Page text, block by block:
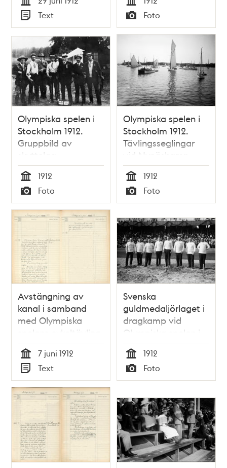
Tid
Typ
Text Tid
Typ
Foto
Olympiska spelen i
Stockholm 1912.
Gruppbild av
skyttelag.
Tid
1912
Typ
Foto
Olympiska spelen i
Stockholm 1912.
Tävlingsseglingar
vid Nynäshamn.
Tid
1912
Typ
Foto
Avstängning av
kanal i samband
med Olympiska
spelens cykeltävling
1912
Tid
7 juni 1912
Typ
Text
Svenska
guldmedaljörlaget i
dragkamp vid
Olympiska spelen i
Stockholm 1912
Tid
1912
Typ
Foto